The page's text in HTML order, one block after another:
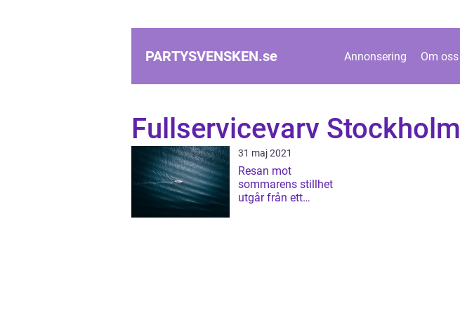
PARTYSVENSKEN.se Annonsering Om oss
Fullservicevarv Stockholm
31 maj 2021
Resan mot
sommarens stillhet
utgår från ett